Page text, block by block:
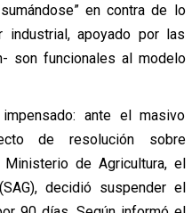
en contra de lo
apoyado por las
son funcionales al modelo
ante el masivo
de resolución sobre
de Agricultura, el
decidió suspender el